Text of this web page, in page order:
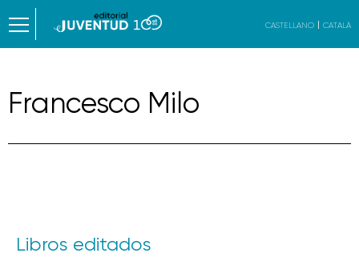
CASTELLANO CATALÀ
Francesco Milo
Libros editados